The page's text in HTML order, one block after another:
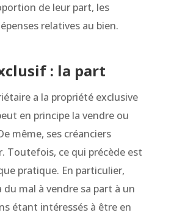
de leur part, les
relatives au bien.
: la part
a la propriété exclusive
en principe la vendre ou
même, ses créanciers
Toutefois, ce qui précède est
pratique. En particulier,
du mal à vendre sa part à un
étant intéressés à être en